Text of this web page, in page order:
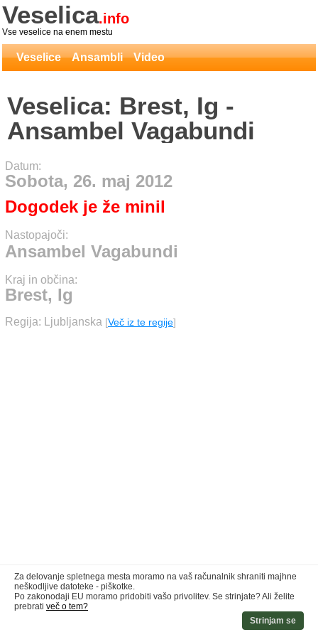
Veselica.info
Vse veselice na enem mestu
Veselice Ansambli Video
Veselica: Brest, Ig -
Ansambel Vagabundi
Datum:
Sobota, 26. maj 2012
Dogodek je že minil
Nastopajoči:
Ansambel Vagabundi
Kraj in občina:
Brest, Ig
Regija: Ljubljanska [Več iz te regije]
Za delovanje spletnega mesta moramo na vaš računalnik shraniti majhne
neškodljive datoteke - piškotke.
Po zakonodaji EU moramo pridobiti vašo privolitev. Se strinjate? Ali želite
prebrati več o tem?
Strinjam se